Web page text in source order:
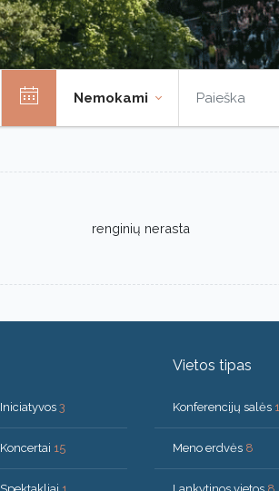
Nemokami
renginių nerasta
Iniciatyvos 3
Koncertai 15
Vietos tipas
Konferencijų salės 1
Meno erdvės 8